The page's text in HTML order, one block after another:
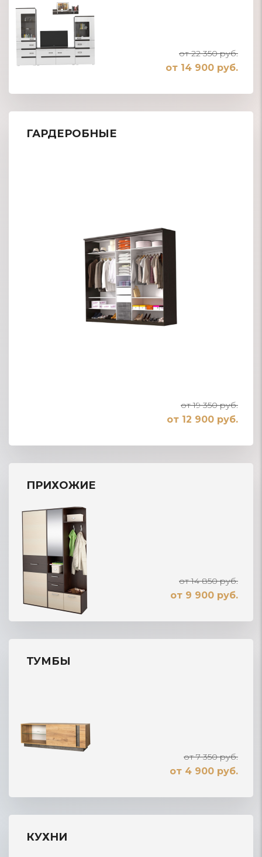
от 22 350 руб.
от 14 900 руб.
ГАРДЕРОБНЫЕ
от 19 350 руб.
от 12 900 руб.
ПРИХОЖИЕ
от 14 850 руб.
от 9 900 руб.
ТУМБЫ
от 7 350 руб.
от 4 900 руб.
КУХНИ